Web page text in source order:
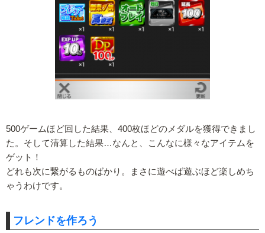
500ゲームほど回した結果、400枚ほどのメダルを獲得できまし
た。そして清算した結果…なんと、こんなに様々なアイテムを
ゲット！
どれも次に繋がるものばかり。まさに遊べば遊ぶほど楽しめち
ゃうわけです。
フレンドを作ろう